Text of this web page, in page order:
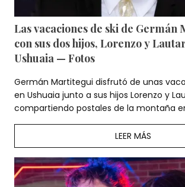
Las vacaciones de ski de
con sus dos hijos, Lorenzo y
Ushuaia — Fotos
Germán Martitegui disfrutó de unas
en Ushuaia junto a sus hijos Lorenzo y
compartiendo postales de la montaña
LEER MÁS